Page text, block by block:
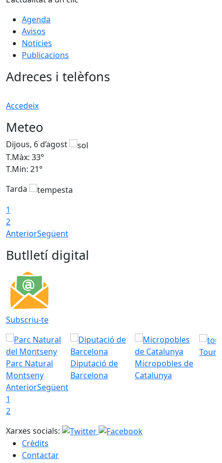
Agenda
Avisos
Notícies
Publicacions
Adreces i telèfons
Accedeix
Meteo
Dijous, 6 d’agost
T.Màx: 33°
T.Min: 21°
Tarda
1
2
AnteriorSegüent
Butlletí digital
Subscriu-te
Parc Natural
Montseny
Diputació de
Barcelona
Micropobles de
Catalunya
AnteriorSegüent
1
2
Xarxes socials:
Crèdits
Contactar